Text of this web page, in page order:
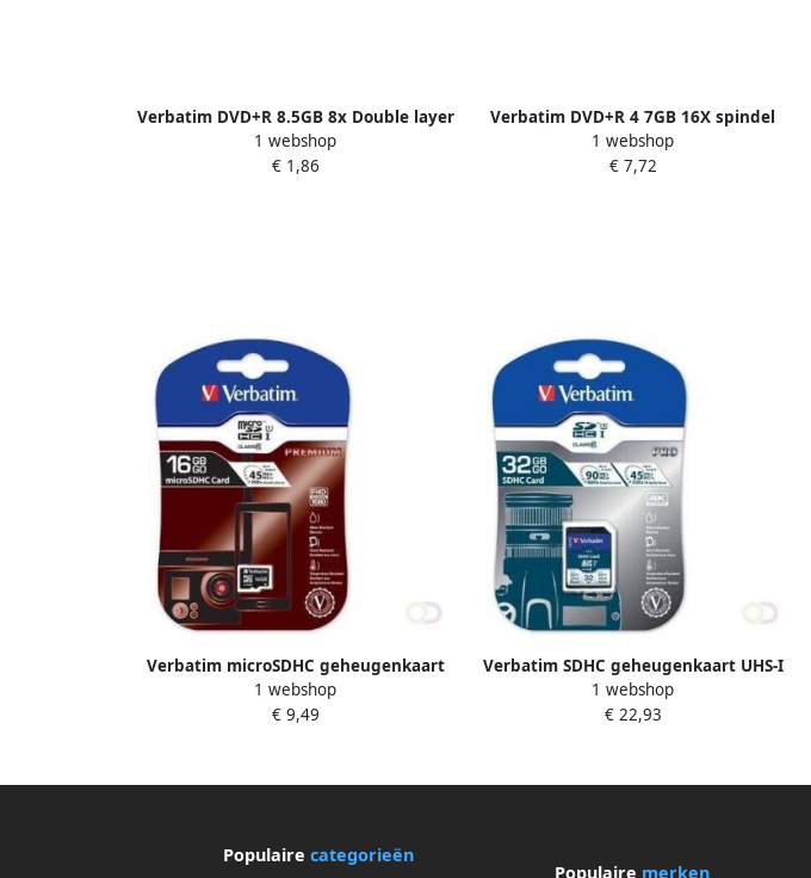
Verbatim DVD+R 8.5GB 8x Double layer
jewelcase
1 webshop
€ 1,86
Verbatim DVD+R 4 7GB 16X spindel
25stuks
1 webshop
€ 7,72
Verbatim microSDHC geheugenkaart
klasse 10 16 GB
1 webshop
€ 9,49
Verbatim SDHC geheugenkaart UHS-I
klasse 10 32 GB
1 webshop
€ 22,93
Populaire categorieën
Populaire merken